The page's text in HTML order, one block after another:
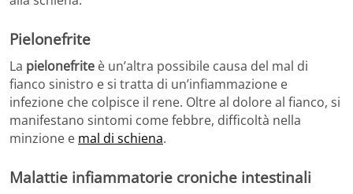
Pielonefrite
La pielonefrite è un’altra possibile causa del mal di
fianco sinistro e si tratta di un’infiammazione e
infezione che colpisce il rene. Oltre al dolore al fianco, si
manifestano sintomi come febbre, difficoltà nella
minzione e mal di schiena.
Malattie infiammatorie croniche intestinali